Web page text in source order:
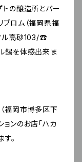
トの醸造所とバー
ブロム（福岡県福
ル高砂103/☎
錫を体感出来ま
福岡市博多区下
ンのお店「ハカ
。